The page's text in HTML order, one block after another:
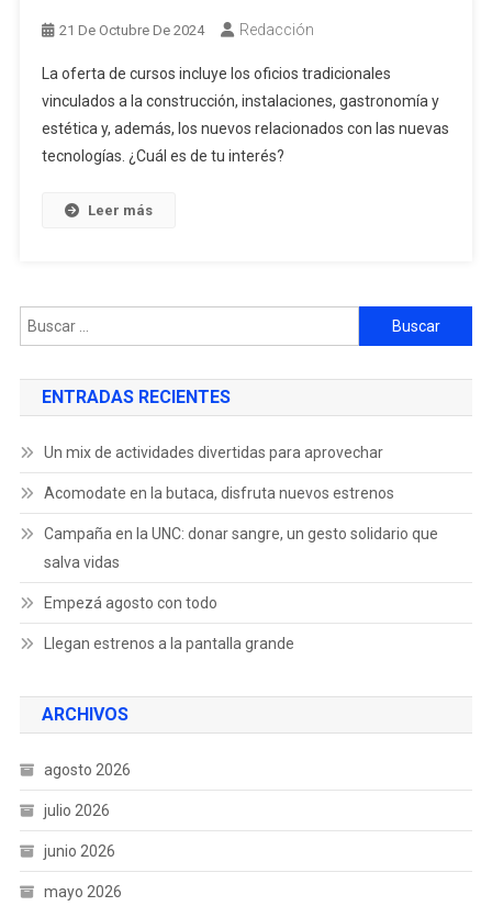
21 De Octubre De 2024 Redacción
La oferta de cursos incluye los oficios tradicionales
vinculados a la construcción, instalaciones, gastronomía y
estética y, además, los nuevos relacionados con las nuevas
tecnologías. ¿Cuál es de tu interés?
Leer más
ENTRADAS RECIENTES
Un mix de actividades divertidas para aprovechar
Acomodate en la butaca, disfruta nuevos estrenos
Campaña en la UNC: donar sangre, un gesto solidario que
salva vidas
Empezá agosto con todo
Llegan estrenos a la pantalla grande
ARCHIVOS
agosto 2026
julio 2026
junio 2026
mayo 2026